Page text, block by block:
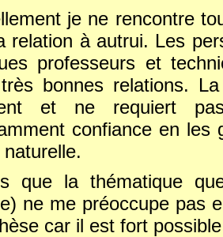
je ne rencontre
relation à autrui. Les
professeurs et
bonnes relations.
et ne requiert
confiance en les
que la thématique
ne me préoccupe pas
car il est fort